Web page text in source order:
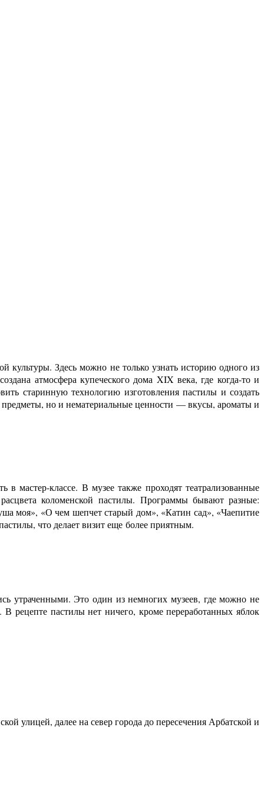
культуры. Здесь можно не только узнать историю одного из
атмосфера купеческого дома XIX века, где когда-то и
старинную технологию изготовления пастилы и создать
но и нематериальные ценности — вкусы, ароматы и
в мастер-классе. В музее также проходят театрализованные
коломенской пастилы. Программы бывают разные:
моя», «О чем шепчет старый дом», «Катин сад», «Чаепитие
что делает визит еще более приятным.
утраченными. Это один из немногих музеев, где можно не
рецепте пастилы нет ничего, кроме переработанных яблок
улицей, далее на север города до пересечения Арбатской и